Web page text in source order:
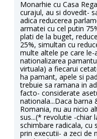
Monarhie cu Casa
curajul, au si dovedit-
adica reducerea
armatei cu cel putin
plati de la buget,
25%, simultan cu
multe altele pe care
nationalizarea
virtuala) a fiecarui
ha pamant, apele si
trebuie sa ramana in
facto- considerate
nationala...Daca barna
Romania, nu au nicio
sus...(* revolutie -chiar
schimbare radicala, cu
prin executii- a zeci de